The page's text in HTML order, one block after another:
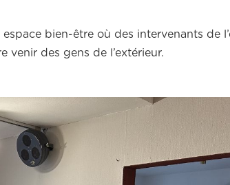
bien-être où des intervenants de
venir des gens de l’extérieur.